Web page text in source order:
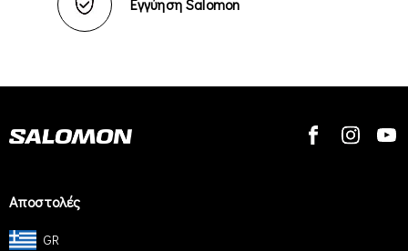
Εγγύηση Salomon
Αποστολές
GR